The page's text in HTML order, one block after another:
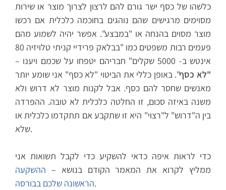
כלשהו של כסף ישר גורם להם לרצון לצרוך מוצר או שירות
מסוימים מרגישים שהם נוהגים בחוכמה כלכלית אם רכשו
מוצר מסוים בהנחה או "במבצע". אפשר יהיה לשמוע מהם
פעמים רבות משפטים כמו "בבלאק פרידיי קניתי טלויזיה 80
אינטש ב- 5000 שקלים" חבריהם יטפחו על שכמם ויענו –
"לא כסף". באופן כללי את הביטוי "לא כסף" אני שומע יותר
מאנשים שחסר להם כסף. אבל לקנות מוצר לא דרוש ולא
משנה באיזה סכום, זו החלטה כלכלית לא טובה. ההפרדה
בין ה"דרוש" ל"רצוי" היא זו שתקבע אם תתקדמו כלכלית או
שלא.
כדי לראות איפה כדאי להשקיע כדי לקבל תשואות אני
ממליץ לקרוא את המאמר הקודם בנושא – ההשקעה
הראשונה שלכם בבורסה.